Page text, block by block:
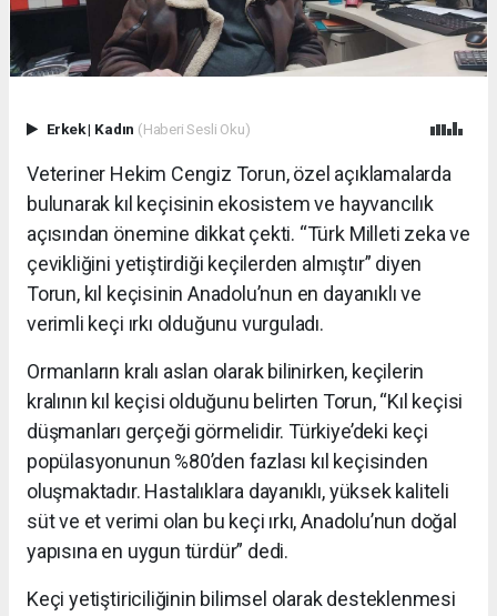
Erkek| Kadın (Haberi Sesli Oku)
Veteriner Hekim Cengiz Torun, özel açıklamalarda
bulunarak kıl keçisinin ekosistem ve hayvancılık
açısından önemine dikkat çekti. “Türk Milleti zeka ve
çevikliğini yetiştirdiği keçilerden almıştır” diyen
Torun, kıl keçisinin Anadolu’nun en dayanıklı ve
verimli keçi ırkı olduğunu vurguladı.
Ormanların kralı aslan olarak bilinirken, keçilerin
kralının kıl keçisi olduğunu belirten Torun, “Kıl keçisi
düşmanları gerçeği görmelidir. Türkiye’deki keçi
popülasyonunun %80’den fazlası kıl keçisinden
oluşmaktadır. Hastalıklara dayanıklı, yüksek kaliteli
süt ve et verimi olan bu keçi ırkı, Anadolu’nun doğal
yapısına en uygun türdür” dedi.
Keçi yetiştiriciliğinin bilimsel olarak desteklenmesi